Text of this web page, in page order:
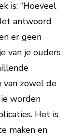
is: “Hoeveel
antwoord
er geen
van je ouders
van zowel de
worden
Het is
maken en